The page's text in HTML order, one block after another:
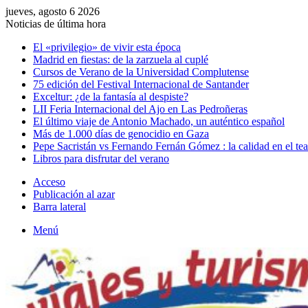
jueves, agosto 6 2026
Noticias de última hora
El «privilegio» de vivir esta época
Madrid en fiestas: de la zarzuela al cuplé
Cursos de Verano de la Universidad Complutense
75 edición del Festival Internacional de Santander
Exceltur: ¿de la fantasía al despiste?
LII Feria Internacional del Ajo en Las Pedroñeras
El último viaje de Antonio Machado, un auténtico español
Más de 1.000 días de genocidio en Gaza
Pepe Sacristán vs Fernando Fernán Gómez : la calidad en el
Libros para disfrutar del verano
Acceso
Publicación al azar
Barra lateral
Menú